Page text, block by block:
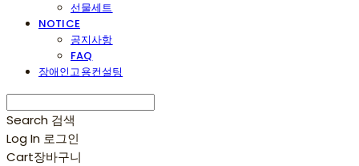
선물세트
NOTICE
공지사항
FAQ
장애인고용컨설팅
Search 검색
Log In 로그인
Cart장바구니